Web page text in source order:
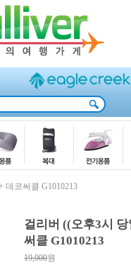
데코써클 G1010213
걸리버 ((오후3시
써클 G1010213
19,000원